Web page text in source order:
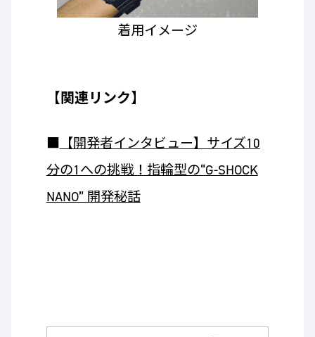
着用イメージ
【関連リンク】
■ 【開発者インタビュー】サイズ10
分の1への挑戦！指輪型の“G-SHOCK
NANO” 開発秘話